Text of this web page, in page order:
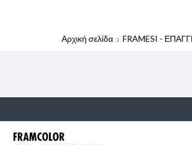
Αρχική σελίδα FRAMESI -